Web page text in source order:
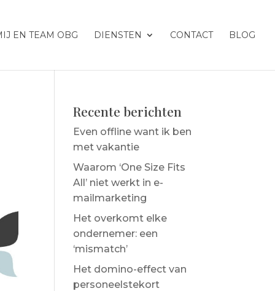
EN TEAM OBG DIENSTEN CONTACT BLOG
Recente berichten
Even offline want ik ben
met vakantie
Waarom ‘One Size Fits
All’ niet werkt in e-
mailmarketing
Het overkomt elke
ondernemer: een
‘mismatch’
Het domino-effect van
personeelstekort